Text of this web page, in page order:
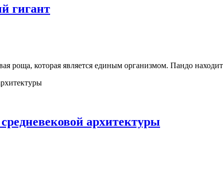
гигант
роща, которая является единым организмом. Пандо
архитектуры